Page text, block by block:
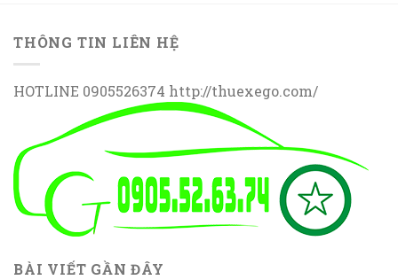
THÔNG TIN LIÊN HỆ
HOTLINE 0905526374 http://thuexego.com/
BÀI VIẾT GẦN ĐÂY